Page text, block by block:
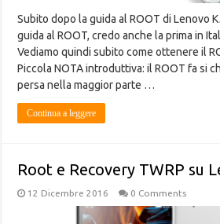
Subito dopo la guida al ROOT di Lenovo
guida al ROOT, credo anche la prima in
Vediamo quindi subito come ottenere il
Piccola NOTA introduttiva: il ROOT fa si
persa nella maggior parte …
Continua a leggere
Root e Recovery TWRP su
12 Dicembre 2016 0 Comments